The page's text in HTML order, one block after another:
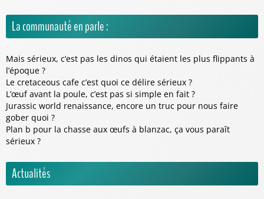
La communauté en parle :
Mais sérieux, c’est pas les dinos qui étaient les plus flippants à
l’époque ?
Le cretaceous cafe c’est quoi ce délire sérieux ?
L’œuf avant la poule, c’est pas si simple en fait ?
Jurassic world renaissance, encore un truc pour nous faire
gober quoi ?
Plan b pour la chasse aux œufs à blanzac, ça vous paraît
sérieux ?
Actualités